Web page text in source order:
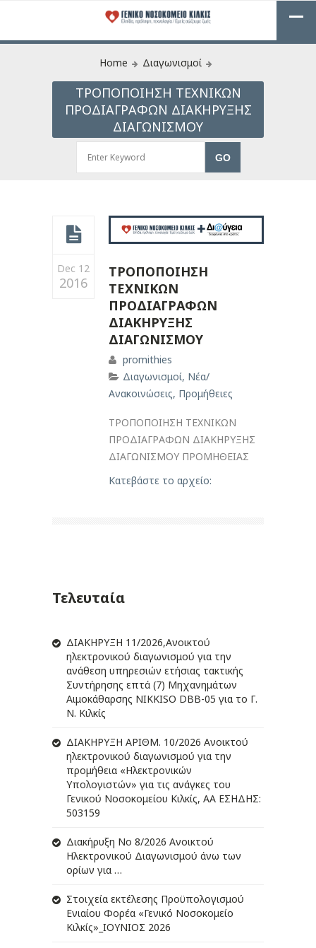
Home Διαγωνισμοί
ΤΡΟΠΟΠΟΙΗΣΗ ΤΕΧΝΙΚΩΝ
ΠΡΟΔΙΑΓΡΑΦΩΝ ΔΙΑΚΗΡΥΞΗΣ
ΔΙΑΓΩΝΙΣΜΟΥ
Dec 12
2016
ΤΡΟΠΟΠΟΙΗΣΗ
ΤΕΧΝΙΚΩΝ
ΠΡΟΔΙΑΓΡΑΦΩΝ
ΔΙΑΚΗΡΥΞΗΣ
ΔΙΑΓΩΝΙΣΜΟΥ
promithies
Διαγωνισμοί, Νέα/
Ανακοινώσεις, Προμήθειες
ΤΡΟΠΟΠΟΙΗΣΗ ΤΕΧΝΙΚΩΝ
ΠΡΟΔΙΑΓΡΑΦΩΝ ΔΙΑΚΗΡΥΞΗΣ
ΔΙΑΓΩΝΙΣΜΟΥ ΠΡΟΜΗΘΕΙΑΣ
Κατεβάστε το αρχείο:
Τελευταία
ΔIΑΚΗΡΥΞΗ 11/2026,Ανοικτού
ηλεκτρονικού διαγωνισμού για την
ανάθεση υπηρεσιών ετήσιας τακτικής
Συντήρησης επτά (7) Μηχανημάτων
Αιμοκάθαρσης NIKKISO DBB-05 για το Γ.
Ν. Κιλκίς
ΔIΑΚΗΡΥΞΗ ΑΡIΘΜ. 10/2026 Ανοικτού
ηλεκτρονικού διαγωνισμού για την
προμήθεια «Ηλεκτρονικών
Υπολογιστών» για τις ανάγκες του
Γενικού Νοσοκομείου Κιλκίς, ΑΑ ΕΣΗΔΗΣ:
503159
Διακήρυξη Νο 8/2026 Ανοικτού
Ηλεκτρονικού Διαγωνισμού άνω των
ορίων για …
Στοιχεία εκτέλεσης Προϋπολογισμού
Ενιαίου Φορέα «Γενικό Νοσοκομείο
Κιλκίς»_ΙΟΥΝΙΟΣ 2026